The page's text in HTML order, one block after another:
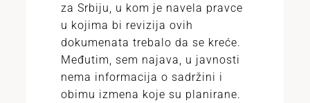
za Srbiju, u kom je navela pravce
u kojima bi revizija ovih
dokumenata trebalo da se kreće.
Međutim, sem najava, u javnosti
nema informacija o sadržini i
obimu izmena koje su planirane.